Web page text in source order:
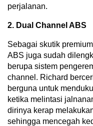
perjalanan.
2. Dual Channel ABS
Sebagai skutik
ABS juga sudah
berupa sistem
channel. Richard
berguna untuk
ketika melintasi
dirinya kerap
sehingga mencegah